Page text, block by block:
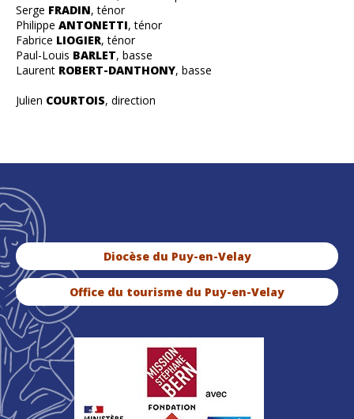
Serge FRADIN, ténor
Philippe ANTONETTI, ténor
Fabrice LIOGIER, ténor
Paul-Louis BARLET, basse
Laurent ROBERT-DANTHONY, basse
Julien COURTOIS, direction
Diocèse du Puy-en-Velay
Office du tourisme du Puy-en-Velay